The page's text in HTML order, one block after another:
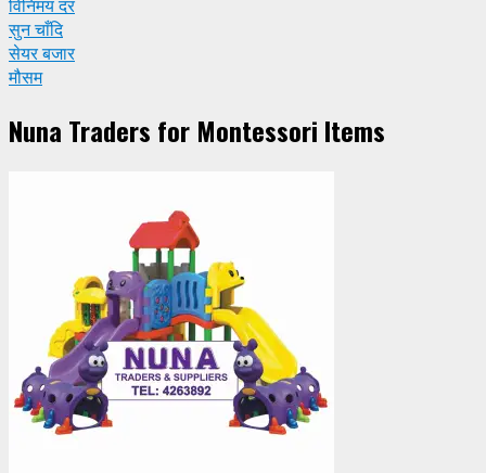
विनिमय दर
सुन चाँदि
सेयर बजार
मौसम
Nuna Traders for Montessori Items